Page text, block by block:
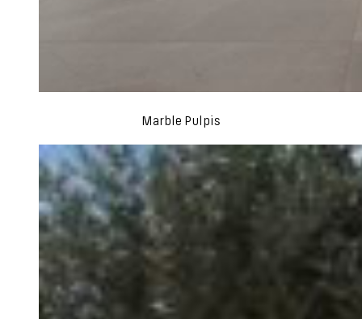
Marble Pulpis